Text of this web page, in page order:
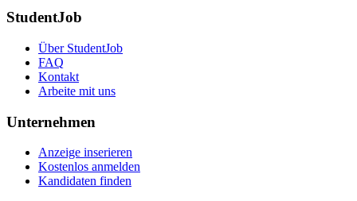
StudentJob
Über StudentJob
FAQ
Kontakt
Arbeite mit uns
Unternehmen
Anzeige inserieren
Kostenlos anmelden
Kandidaten finden